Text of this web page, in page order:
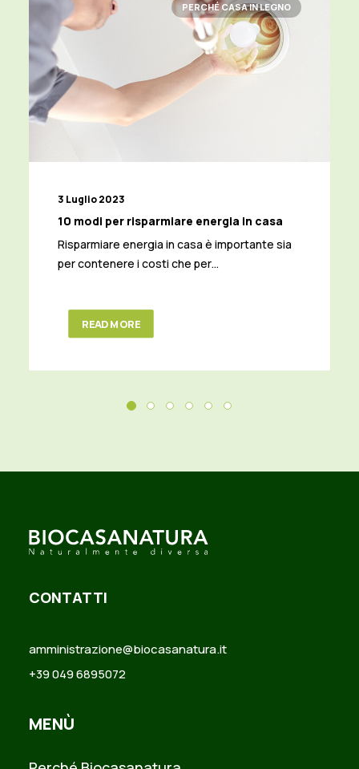
PERCHÉ CASA IN LEGNO
3 Luglio 2023
10 modi per risparmiare energia in casa
Risparmiare energia in casa è importante sia
per contenere i costi che per…
READ MORE
CONTATTI
amministrazione@biocasanatura.it
+39 049 6895072
MENÙ